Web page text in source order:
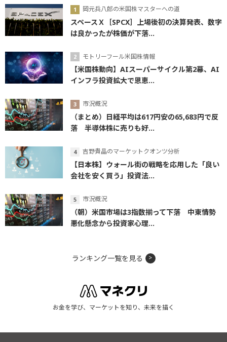
岡元兵八郎の米国株マスターへの道
スペースＸ［SPCX］上場後初の決算発表、数字
は良かったが株価が下落...
モトリーフール米国株情報
【米国株動向】AIスーパーサイクル第2幕、AI
インフラ投資拡大で恩恵...
市況概況
（まとめ）日経平均は617円安の65,683円で反
落 半導体株に売りも好...
吉野貴晶のマーケットクオンツ分析
【日本株】ウォール街の戦略を応用した「良い
会社を安く買う」投資法...
市況概況
（朝）米国市場は3指数揃って下落 中東情勢
悪化懸念から投資家心理...
ランキング一覧を見る
お金を学び、マーケットを知り、未来を描く